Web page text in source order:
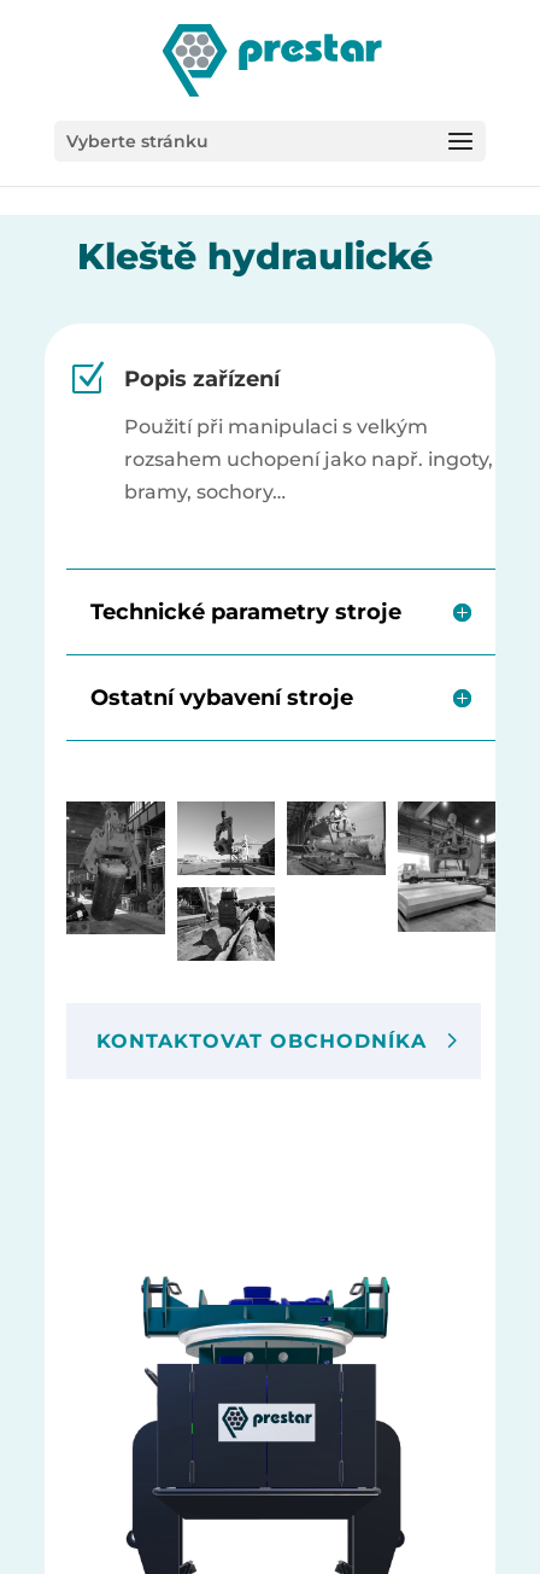
Vyberte stránku
Kleště hydraulické
Z Popis zařízení
Použití při manipulaci s velkým
rozsahem uchopení jako např. ingoty,
bramy, sochory…
Technické parametry stroje
Ostatní vybavení stroje
KONTAKTOVAT OBCHODNÍKA